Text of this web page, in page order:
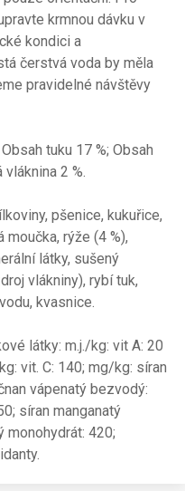
krmnou dávku v
kondici a
čerstvá voda by měla
pravidelné návštěvy
tuku 17 %; Obsah
2 %.
pšenice, kukuřice,
moučka, rýže (4 %),
látky, sušený
vlákniny), rybí tuk,
kvasnice.
látky: m.j./kg: vit A: 20
vit. C: 140; mg/kg: síran
vápenatý bezvodý:
síran manganatý
monohydrát: 420;